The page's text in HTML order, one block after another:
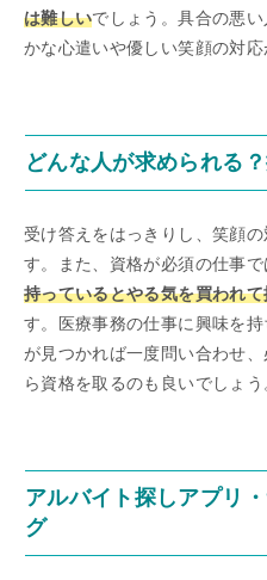
は難しいでしょう。具合の悪
かな心遣いや優しい笑顔の対応
どんな人が求められる
受け答えをはっきりし、笑顔
す。また、資格が必須の仕事
持っているとやる気を買われ
す。医療事務の仕事に興味を
が見つかれば一度問い合わせ
ら資格を取るのも良いでしょう
アルバイト探しアプリ
グ